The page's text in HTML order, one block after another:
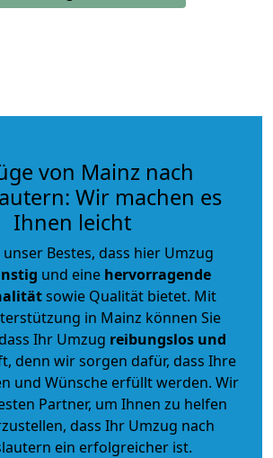
von Mainz nach
Wir machen es
Ihnen leicht
Bestes, dass hier Umzug
und eine hervorragende
sowie Qualität bietet. Mit
in Mainz können Sie
Ihr Umzug reibungslos und
denn wir sorgen dafür, dass Ihre
und Wünsche erfüllt werden. Wir
Partner, um Ihnen zu helfen
dass Ihr Umzug nach
ein erfolgreicher ist.